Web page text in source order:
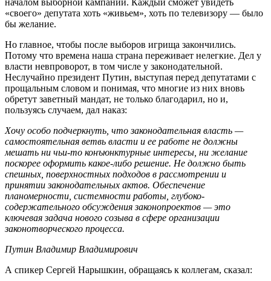
«своего» депутата хоть «живьем», хоть по телевизору — было
бы желание.
Но главное, чтобы после выборов игрища закончились.
Потому что времена наша страна переживает нелегкие. Дел у
власти невпроворот, в том числе у законодательной.
Неслучайно президент Путин, выступая перед депутатами с
прощальным словом и понимая, что многие из них вновь
обретут заветный мандат, не только благодарил, но и,
пользуясь случаем, дал наказ:
Хочу особо подчеркнуть, что законодательная власть —
самостоятельная ветвь власти и ее работе не должны
мешать ни чьи-то конъюнктурные интересы, ни желание
поскорее оформить какое-либо решение. Не должно быть
спешных, поверхностных подходов в рассмотрении и
принятии законодательных актов. Обеспечение
планомерности, системности работы, глубоко-
содержательного обсуждения законопроектов — это
ключевая задача нового созыва в сфере организации
законотворческого процесса.
Путин Владимир Владимирович
А спикер Сергей Нарышкин, обращаясь к коллегам, сказал: